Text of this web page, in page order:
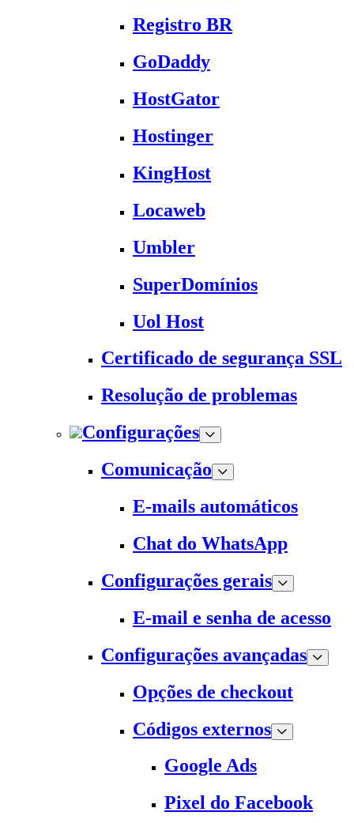
Registro BR
GoDaddy
HostGator
Hostinger
KingHost
Locaweb
Umbler
SuperDomínios
Uol Host
Certificado de segurança SSL
Resolução de problemas
Configurações
Comunicação
E-mails automáticos
Chat do WhatsApp
Configurações gerais
E-mail e senha de acesso
Configurações avançadas
Opções de checkout
Códigos externos
Google Ads
Pixel do Facebook